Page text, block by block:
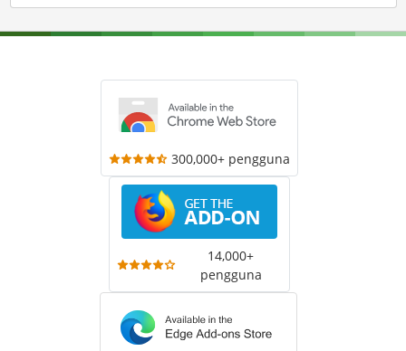
300,000+ pengguna
14,000+
pengguna